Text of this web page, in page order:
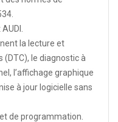
la lecture et
le diagnostic à
l’affichage graphique
à jour logicielle sans
de programmation.